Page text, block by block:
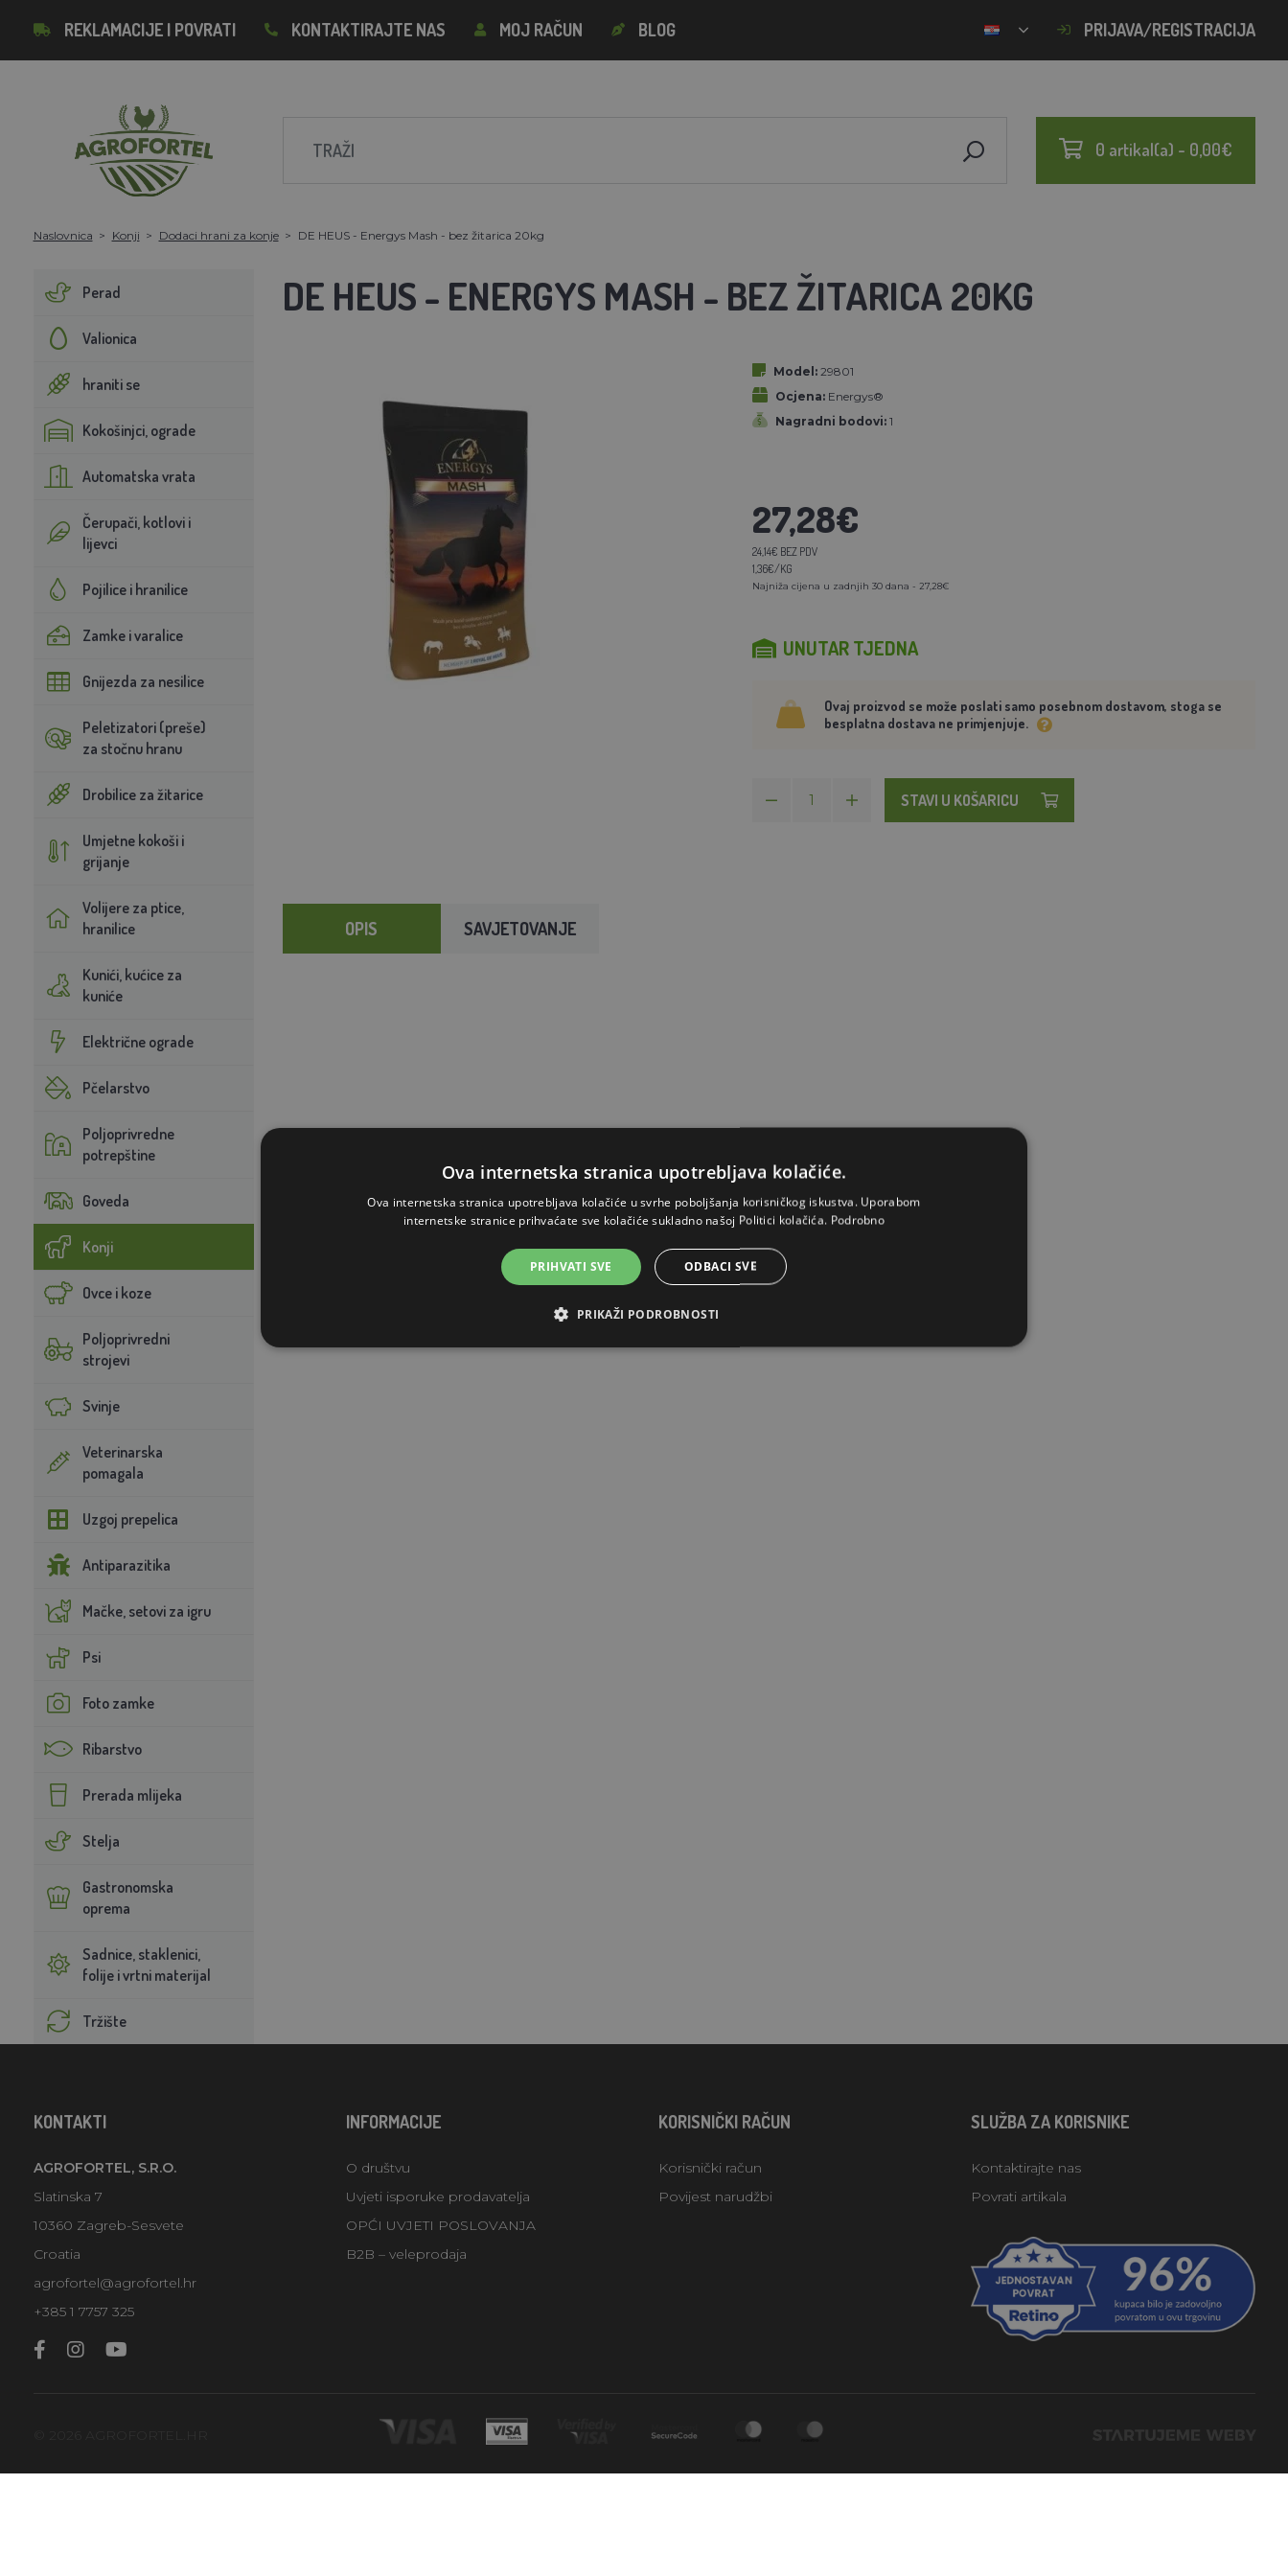
REKLAMACIJE I POVRATI KONTAKTIRAJTE NAS MOJ RAČUN BLOG PRIJAVA/REGISTRACIJA
0 artikal(a) - 0,00€
Naslovnica Konji Dodaci hrani za konje DE HEUS - Energys Mash - bez žitarica 20kg
Perad
Valionica
hraniti se
Kokošinjci, ograde
Automatska vrata
Čerupači, kotlovi i
lijevci
Pojilice i hranilice
Zamke i varalice
Gnijezda za nesilice
Peletizatori (preše)
za stočnu hranu
Drobilice za žitarice
Umjetne kokoši i
grijanje
Volijere za ptice,
hranilice
Kunići, kućice za
kuniće
Električne ograde
Pčelarstvo
Poljoprivredne
potrepštine
Goveda
Konji
Ovce i koze
Poljoprivredni
strojevi
Svinje
Veterinarska
pomagala
Uzgoj prepelica
Antiparazitika
Mačke, setovi za igru
Psi
Foto zamke
Ribarstvo
Prerada mlijeka
Stelja
Gastronomska
oprema
Sadnice, staklenici,
folije i vrtni materijal
Tržište
DE HEUS - ENERGYS MASH - BEZ ŽITARICA 20KG
Model: 29801
Ocjena: Energys®
Nagradni bodovi: 1
27,28€
24,14€ BEZ PDV
1,36€/KG
Najniža cijena u zadnjih 30 dana - 27,28€
UNUTAR TJEDNA
Ovaj proizvod se može poslati samo posebnom dostavom, stoga se
besplatna dostava ne primjenjuje.
STAVI U KOŠARICU
OPIS SAVJETOVANJE
KONTAKTI
AGROFORTEL, S.R.O.
Slatinska 7
10360 Zagreb-Sesvete
Croatia
agrofortel@agrofortel.hr
+385 1 7757 325
INFORMACIJE
O društvu
Uvjeti isporuke prodavatelja
OPĆI UVJETI POSLOVANJA
B2B – veleprodaja
KORISNIČKI RAČUN
Korisnički račun
Povijest narudžbi
SLUŽBA ZA KORISNIKE
Kontaktirajte nas
Povrati artikala
Ova internetska stranica upotrebljava kolačiće.
Ova internetska stranica upotrebljava kolačiće u svrhe poboljšanja korisničkog iskustva. Uporabom
internetske stranice prihvaćate sve kolačiće sukladno našoj Politici kolačića. Podrobno
PRIHVATI SVE ODBACI SVE
PRIKAŽI PODROBNOSTI